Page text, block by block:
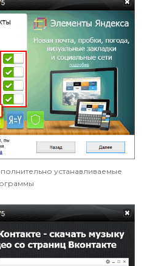
устанавливаемые